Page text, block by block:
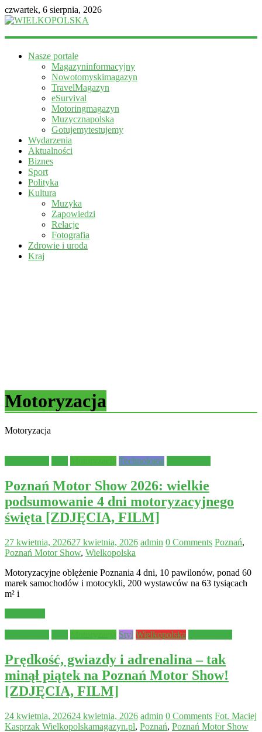
czwartek, 6 sierpnia, 2026
WIELKOPOLSKA
informacyjny
Nasze portale
Magazyninformacyjny
Nowotomyskimagazyn
TravelMagazyn
eSurvival
Motoringmagazyn
Muzycznapolska
Gotujemytestujemy
Wydarzenia
Aktualności
Biznes
Sport
Polityka
Kultura
Muzyka
Zapowiedzi
Relacje
Fotografia
Zdrowie i uroda
Kraj
Motoryzacja
Motoryzacja
Technologia
Poznań Motor Show 2026: wielkie
podsumowanie 4 dni motoryzacyjnego
święta [ZDJĘCIA, FILM]
27 kwietnia, 202627 kwietnia, 2026 admin 0 Comments Poznań,
Poznań Motor Show, Wielkopolska
Motoryzacyjne oblężenie Poznania 4 dni, 10 pawilonów, ponad 60
marek samochodów i motocykli, 200 wystawców na 63 tysiącach
m² i
Styl Wielkopolska
Prędkość, gwiazdy i adrenalina – tak
minął piątek na Poznań Motor Show!
[ZDJĘCIA, FILM]
24 kwietnia, 202624 kwietnia, 2026 admin 0 Comments Fot. Maciej
Kasprzak Wielkopolskamagazyn.pl, Poznań, Poznań Motor Show